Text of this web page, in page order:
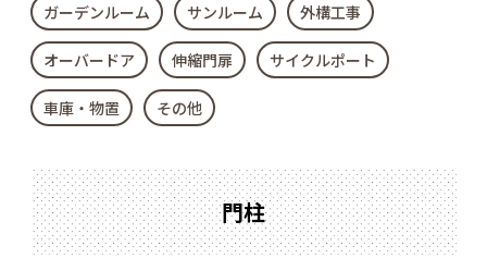
ガーデンルーム サンルーム 外構工事
オーバードア 伸縮門扉 サイクルポート
車庫・物置 その他
門柱